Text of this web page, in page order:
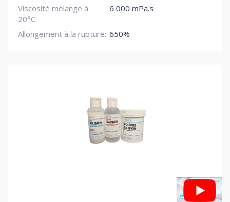
Viscosité mélange à
20°C:
6 000 mPa.s
Allongement à la rupture: 650%